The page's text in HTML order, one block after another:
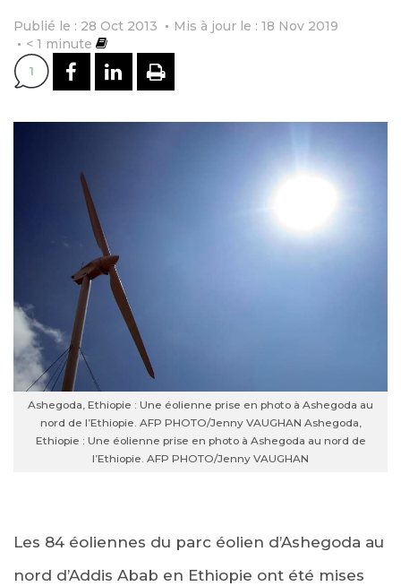
Publié le : 28 Oct 2013
Mis à jour le : 18 Nov 2019
< 1 minute
1 PARTAGER SUR FACEBOOK
PARTAGER SUR
IMPRIMER
Ashegoda, Ethiopie : Une éolienne prise en photo à Ashegoda au
nord de l’Ethiopie. AFP PHOTO/Jenny VAUGHAN Ashegoda,
Ethiopie : Une éolienne prise en photo à Ashegoda au nord de
l’Ethiopie. AFP PHOTO/Jenny VAUGHAN
Les 84 éoliennes du parc éolien d’Ashegoda au
nord d’Addis Abab en Ethiopie ont été mises